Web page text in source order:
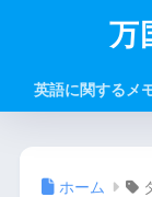
万
英語に関するメ
ホーム